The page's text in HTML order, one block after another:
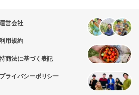
運営会社
利用規約
特商法に基づく表記
プライバシーポリシー